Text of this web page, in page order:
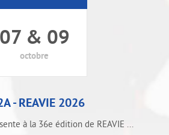
07 & 09
octobre
- REAVIE 2026
à la 36e édition de REAVIE ...